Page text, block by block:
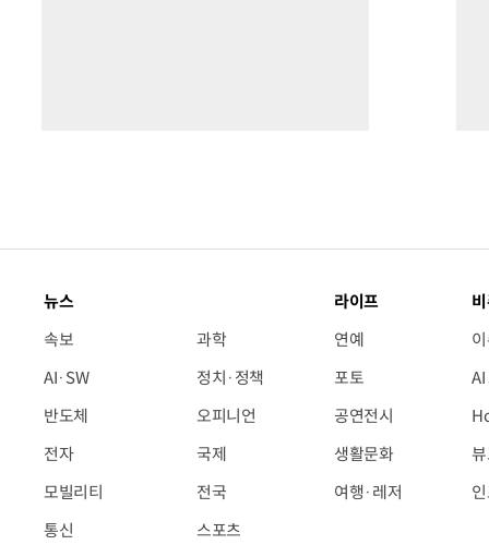
뉴스
속보
AI·SW
반도체
전자
모빌리티
통신
과학
정치·정책
오피니언
국제
전국
스포츠
라이프
연예
포토
공연전시
생활문화
여행·레저